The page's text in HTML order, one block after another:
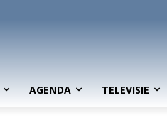
AGENDA TELEVISIE